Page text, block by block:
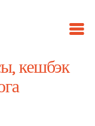
кешбэк